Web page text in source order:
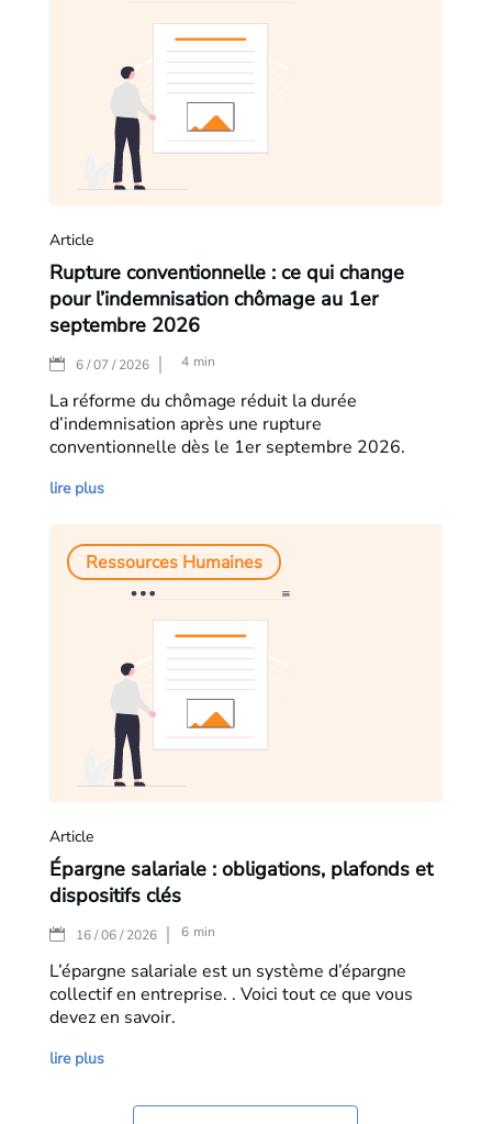
Article
Rupture conventionnelle : ce qui change
pour l’indemnisation chômage au 1er
septembre 2026
6 / 07 / 2026 4 min
La réforme du chômage réduit la durée
d’indemnisation après une rupture
conventionnelle dès le 1er septembre 2026.
lire plus
Article
Épargne salariale : obligations, plafonds et
dispositifs clés
16 / 06 / 2026 |
Ressources Humaines
6 min
L’épargne salariale est un système d’épargne
collectif en entreprise. . Voici tout ce que vous
devez en savoir.
lire plus